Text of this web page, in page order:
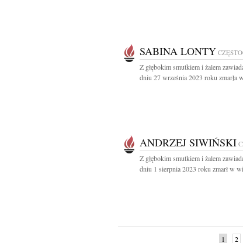
SABINA LONTY
Z głębokim smutkiem i żalem
dniu 27 września 2023 roku zmarła
ANDRZEJ SIWIŃSKI
Z głębokim smutkiem i żalem
dniu 1 sierpnia 2023 roku zmarł w
1 2